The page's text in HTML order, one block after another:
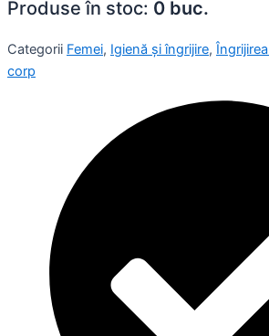
Produse în stoc: 0 buc.
Categorii Femei, Igienă și îngrijire,
corp